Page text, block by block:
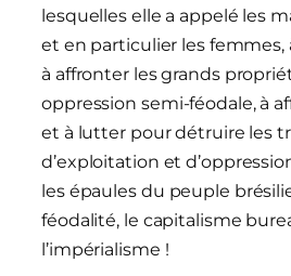
lesquelles elle a appelé les
et en particulier les femmes,
à affronter les grands
oppression semi-féodale, à
et à lutter pour détruire les
d’exploitation et
les épaules du peuple
féodalité, le capitalisme
l’impérialisme !